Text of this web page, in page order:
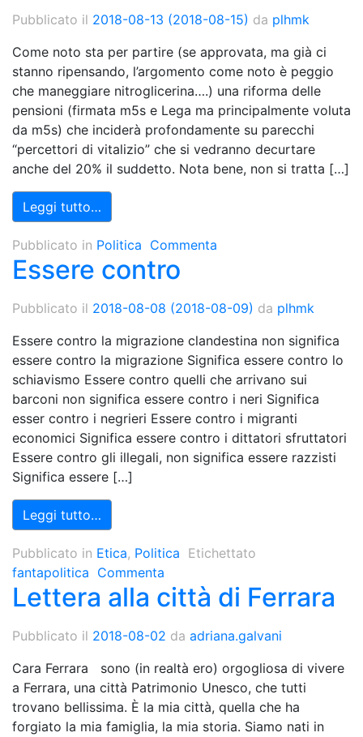
Pubblicato il 2018-08-13 (2018-08-15) da plhmk
Come noto sta per partire (se approvata, ma già ci
stanno ripensando, l’argomento come noto è peggio
che maneggiare nitroglicerina….) una riforma delle
pensioni (firmata m5s e Lega ma principalmente voluta
da m5s) che inciderà profondamente su parecchi
“percettori di vitalizio” che si vedranno decurtare
anche del 20% il suddetto. Nota bene, non si tratta […]
Leggi tutto…
Pubblicato in Politica Commenta
Essere contro
Pubblicato il 2018-08-08 (2018-08-09) da plhmk
Essere contro la migrazione clandestina non significa
essere contro la migrazione Significa essere contro lo
schiavismo Essere contro quelli che arrivano sui
barconi non significa essere contro i neri Significa
esser contro i negrieri Essere contro i migranti
economici Significa essere contro i dittatori sfruttatori
Essere contro gli illegali, non significa essere razzisti
Significa essere […]
Leggi tutto…
Pubblicato in Etica, Politica Etichettato
fantapolitica Commenta
Lettera alla città di Ferrara
Pubblicato il 2018-08-02 da adriana.galvani
Cara Ferrara sono (in realtà ero) orgogliosa di vivere
a Ferrara, una città Patrimonio Unesco, che tutti
trovano bellissima. È la mia città, quella che ha
forgiato la mia famiglia, la mia storia. Siamo nati in